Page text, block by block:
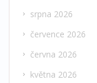
srpna 2026
července 2026
června 2026
května 2026